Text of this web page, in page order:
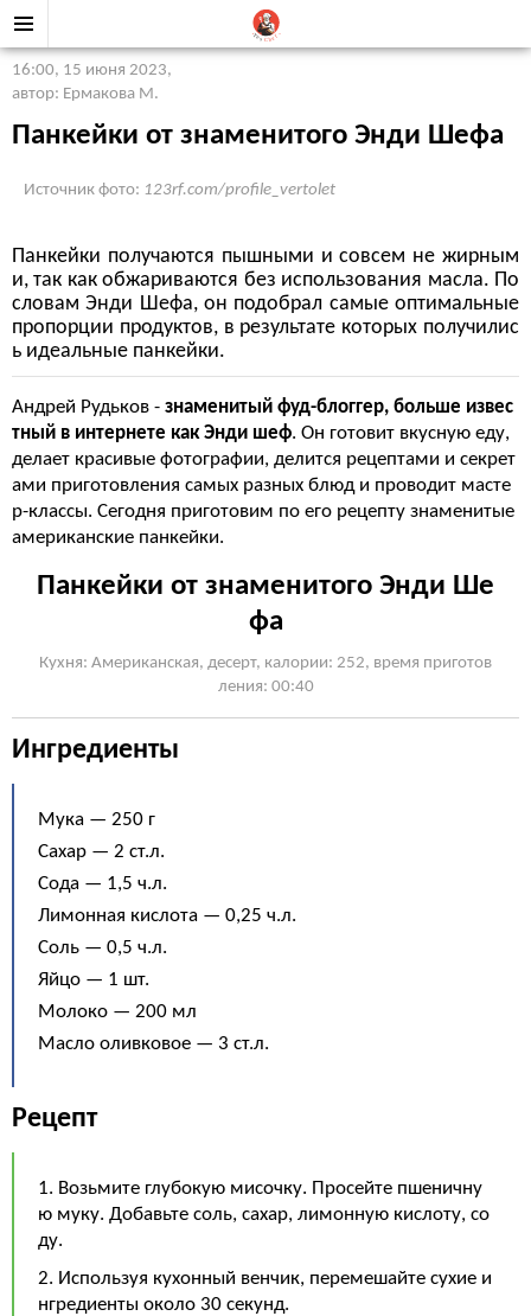
16:00, 15 июня 2023,
автор: Ермакова М.
Панкейки от знаменитого Энди Шефа
Источник фото: 123rf.com/profile_vertolet
Панкейки получаются пышными и совсем не жирным
и, так как обжариваются без использования масла. По
словам Энди Шефа, он подобрал самые оптимальные
пропорции продуктов, в результате которых получилис
ь идеальные панкейки.
Андрей Рудьков - знаменитый фуд-блоггер, больше извес
тный в интернете как Энди шеф. Он готовит вкусную еду,
делает красивые фотографии, делится рецептами и секрет
ами приготовления самых разных блюд и проводит масте
р-классы. Сегодня приготовим по его рецепту знаменитые
американские панкейки.
Панкейки от знаменитого Энди Ше
фа
Кухня: Американская, десерт, калории: 252, время приготов
ления: 00:40
Ингредиенты
Мука — 250 г
Сахар — 2 ст.л.
Сода — 1,5 ч.л.
Лимонная кислота — 0,25 ч.л.
Соль — 0,5 ч.л.
Яйцо — 1 шт.
Молоко — 200 мл
Масло оливковое — 3 ст.л.
Рецепт
1. Возьмите глубокую мисочку. Просейте пшеничну
ю муку. Добавьте соль, сахар, лимонную кислоту, со
ду.
2. Используя кухонный венчик, перемешайте сухие и
нгредиенты около 30 секунд.